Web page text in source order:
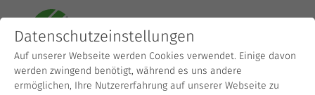
Datenschutzeinstellungen
Auf unserer Webseite werden Cookies verwendet. Einige davon
werden zwingend benötigt, während es uns andere
ermöglichen, Ihre Nutzererfahrung auf unserer Webseite zu